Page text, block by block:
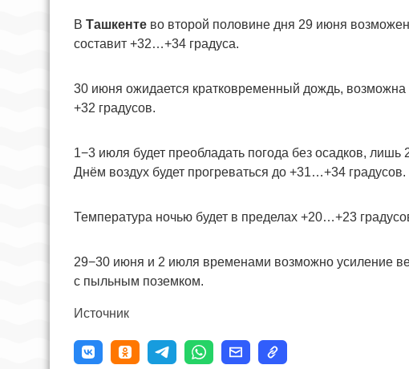
В Ташкенте во второй половине дня 29 июня
составит +32…+34 градуса.
30 июня ожидается кратковременный дождь,
+32 градусов.
1−3 июля будет преобладать погода без осадков,
Днём воздух будет прогреваться до +31…+34 градусов.
Температура ночью будет в пределах +20…+23
29−30 июня и 2 июля временами возможно усиление
с пыльным поземком.
Источник